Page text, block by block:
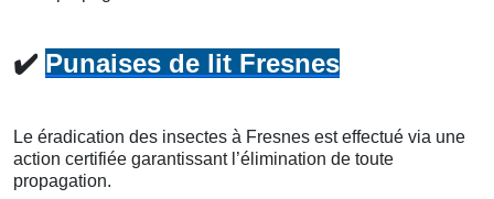
✔️ Punaises de lit Fresnes
Le éradication des insectes à Fresnes est effectué via une
action certifiée garantissant l’élimination de toute
propagation.